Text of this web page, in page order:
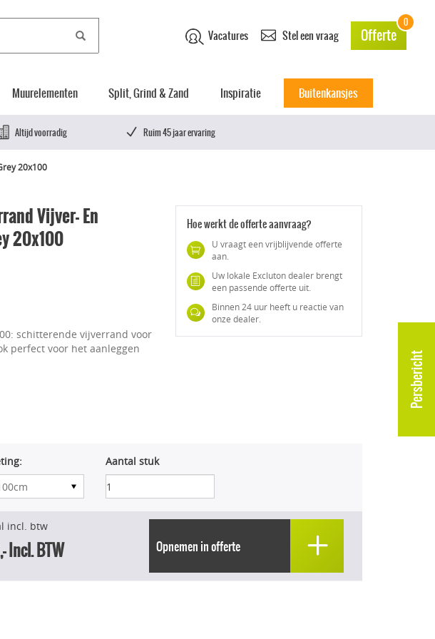
Persbericht
Vacatures Stel een vraag Offerte
0
Muurelementen Split, Grind & Zand Inspiratie Buitenkansjes
Altijd voorradig Ruim 45 jaar ervaring
20x100
Vijver- En
20x100
schitterende vijverrand voor
perfect voor het aanleggen
Hoe werkt de offerte aanvraag?
U vraagt een vrijblijvende offerte
aan.
Uw lokale Excluton dealer brengt
een passende offerte uit.
Binnen 24 uur heeft u reactie van
onze dealer.
Aantal stuk
incl. btw
Incl. BTW Opnemen in offerte